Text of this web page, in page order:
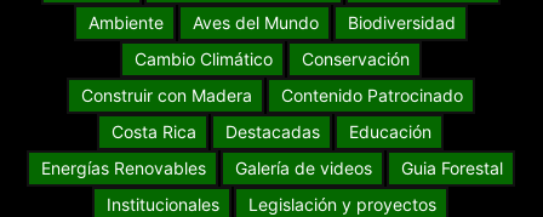
Ambiente
Aves del Mundo
Biodiversidad
Cambio Climático
Conservación
Construir con Madera
Contenido Patrocinado
Costa Rica
Destacadas
Educación
Energías Renovables
Galería de videos
Guia Forestal
Institucionales
Legislación y proyectos